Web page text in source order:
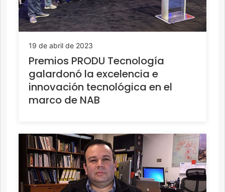
19 de abril de 2023
Premios PRODU Tecnología
galardonó la excelencia e
innovación tecnológica en el
marco de NAB